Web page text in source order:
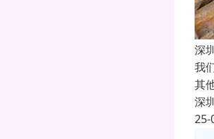
深
我
其
深
25-